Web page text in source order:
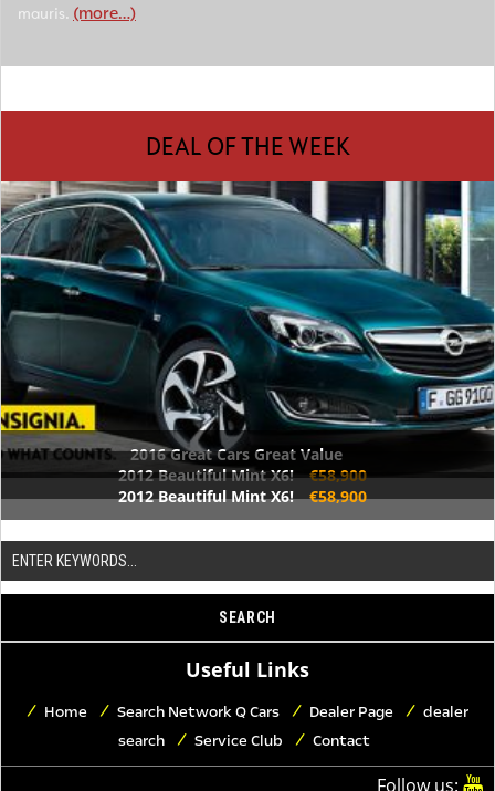
mauris. (more…)
DEAL OF THE WEEK
2016 Great Cars Great Value
2012 Beautiful Mint X6! €58,900
2012 Beautiful Mint X6! €58,900
Useful Links
Home Search Network Q Cars Dealer Page
dealer
search
Service Club Contact
Follow us: